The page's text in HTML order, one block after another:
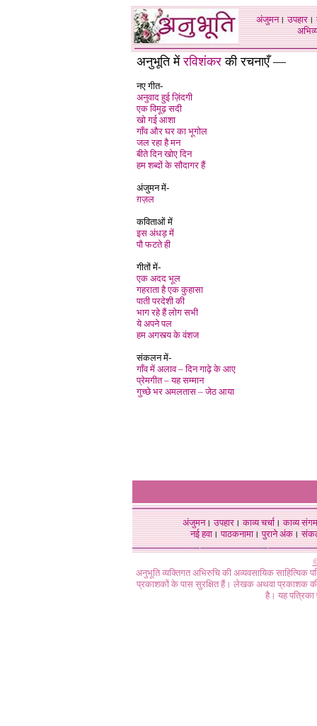
अंजुमन।उपहार।
अनुभूति मेंरविशंकर की रचनाएँ —
नए गीत-
अनुवाद हुई ज़िंदगी
एक विमूढ़ सदी
खो गई आशा
गाँव और घर का भूगोल
जल रहा है मन
बीते दिन खोए दिन
हम शब्दों के सौदागर हैं
अंजुमन में-
ग़ज़ल
कविताओं में
इस अंधड़ में
पौ फटते ही
गीतों में-
एक अदद भूल
गहराता है एक कुहासा
पाती परदेशी की
भाग रहे हैं लोग सभी
ये अपने पल
हम अगस्त्य के वंशज
संकलन में-
गाँव में अलाव – दिन गाढ़े के आए
प्रेमगीत – यह सम्मान
गुच्छे भर अमलतास – जेठ आया
अंजुमन।उपहार।काव्य चर्चा।काव्य संगम
नई हवा। पाठकनामा। पुराने अंक।
अनुभूति व्यक्तिगत अभिरुचि की अव्यवसायिक
प्रकाशकों के पास सुरक्षित हैं। लेखक अथवा प्रकाशक की
है। यह पत्रिका